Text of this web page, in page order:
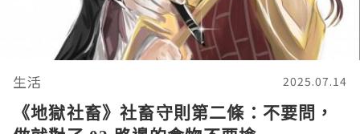
生活 2025.07.14
《地獄社畜》社畜守則第二條：不要問，